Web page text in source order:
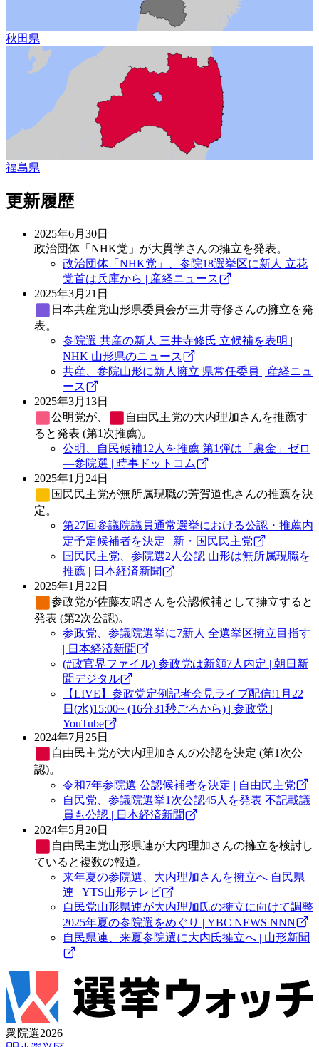
秋田県
福島県
更新履歴
2025年6月30日
政治団体「NHK党」が大貫学さんの擁立を発表。
政治団体「NHK党」、参院18選挙区に新人 立花
党首は兵庫から | 産経ニュース
2025年3月21日
日本共産党山形県委員会が三井寺修さんの擁立を発
表。
参院選 共産の新人 三井寺修氏 立候補を表明 |
NHK 山形県のニュース
共産、参院山形に新人擁立 県常任委員 | 産経ニュ
ース
2025年3月13日
公明党が、 自由民主党の大内理加さんを推薦す
ると発表 (第1次推薦)。
公明、自民候補12人を推薦 第1弾は「裏金」ゼロ
―参院選 | 時事ドットコム
2025年1月24日
国民民主党が無所属現職の芳賀道也さんの推薦を決
定。
第27回参議院議員通常選挙における公認・推薦内
定予定候補者を決定 | 新・国民民主党
国民民主党、参院選2人公認 山形は無所属現職を
推薦 | 日本経済新聞
2025年1月22日
参政党が佐藤友昭さんを公認候補として擁立すると
発表 (第2次公認)。
参政党、参議院選挙に7新人 全選挙区擁立目指す
| 日本経済新聞
(#政官界ファイル) 参政党は新顔7人内定 | 朝日新
聞デジタル
【LIVE】参政党定例記者会見ライブ配信!1月22
日(水)15:00~ (16分31秒ごろから) | 参政党 |
YouTube
2024年7月25日
自由民主党が大内理加さんの公認を決定 (第1次公
認)。
令和7年参院選 公認候補者を決定 | 自由民主党
自民党、参議院選挙1次公認45人を発表 不記載議
員も公認 | 日本経済新聞
2024年5月20日
自由民主党山形県連が大内理加さんの擁立を検討し
ていると複数の報道。
来年夏の参院選、大内理加さんを擁立へ 自民県
連 | YTS山形テレビ
自民党山形県連が大内理加氏の擁立に向けて調整
2025年夏の参院選をめぐり | YBC NEWS NNN
自民県連、来夏参院選に大内氏擁立へ | 山形新聞
衆院選2026